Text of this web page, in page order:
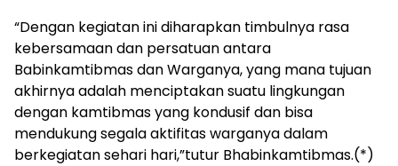
“Dengan kegiatan ini diharapkan timbulnya rasa
kebersamaan dan persatuan antara
Babinkamtibmas dan Warganya, yang mana tujuan
akhirnya adalah menciptakan suatu lingkungan
dengan kamtibmas yang kondusif dan bisa
mendukung segala aktifitas warganya dalam
berkegiatan sehari hari,”tutur Bhabinkamtibmas.(*)